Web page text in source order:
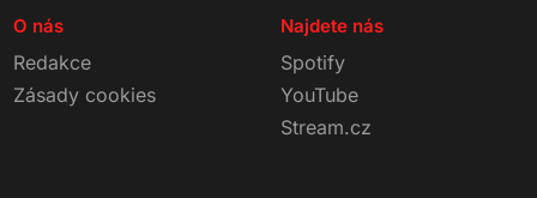
O nás
Redakce
Zásady cookies
Najdete nás
Spotify
YouTube
Stream.cz